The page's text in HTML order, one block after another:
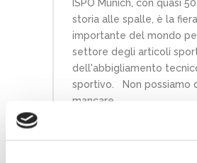
ISPO Munich, con quasi
storia alle spalle, è la
importante del mondo
settore degli articoli
dell'abbigliamento
sportivo. Non possiamo
mancare...